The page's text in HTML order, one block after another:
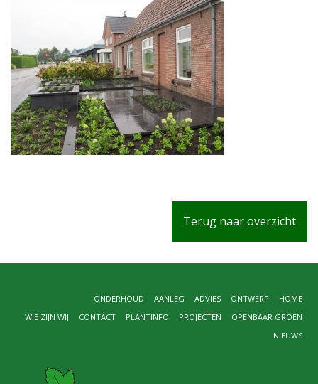
Terug naar overzicht
HOME
ONTWERP
ADVIES
AANLEG
ONDERHOUD
OPENBAAR GROEN
PROJECTEN
PLANTINFO
CONTACT
WIE ZIJN WIJ
NIEUWS